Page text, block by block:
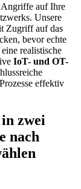
Angriffe auf Ihre
Unsere
Zugriff auf das
bevor echte
realistische
IoT- und OT-
effektiv
zwei
nach